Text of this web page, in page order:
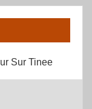
Sur Tinee